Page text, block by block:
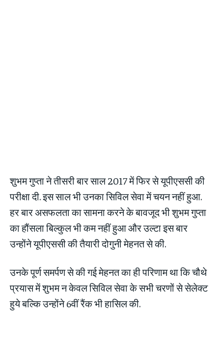
शुभम गुप्ता ने तीसरी बार साल 2017 में फिर से यूपीएससी की
परीक्षा दी. इस साल भी उनका सिविल सेवा में चयन नहीं हुआ.
हर बार असफलता का सामना करने के बावजूद भी शुभम गुप्ता
का हौंसला बिल्कुल भी कम नहीं हुआ और उल्टा इस बार
उन्होंने यूपीएससी की तैयारी दोगुनी मेहनत से की.
उनके पूर्ण समर्पण से की गई मेहनत का ही परिणाम था कि चौथे
प्रयास में शुभम न केवल सिविल सेवा के सभी चरणों से सेलेक्ट
हुये बल्कि उन्होंने 6वीं रैंक भी हासिल की.